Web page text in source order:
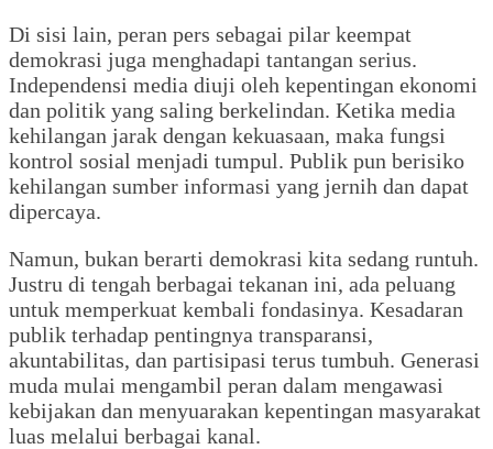
Di sisi lain, peran pers sebagai pilar keempat
demokrasi juga menghadapi tantangan serius.
Independensi media diuji oleh kepentingan ekonomi
dan politik yang saling berkelindan. Ketika media
kehilangan jarak dengan kekuasaan, maka fungsi
kontrol sosial menjadi tumpul. Publik pun berisiko
kehilangan sumber informasi yang jernih dan dapat
dipercaya.
Namun, bukan berarti demokrasi kita sedang runtuh.
Justru di tengah berbagai tekanan ini, ada peluang
untuk memperkuat kembali fondasinya. Kesadaran
publik terhadap pentingnya transparansi,
akuntabilitas, dan partisipasi terus tumbuh. Generasi
muda mulai mengambil peran dalam mengawasi
kebijakan dan menyuarakan kepentingan masyarakat
luas melalui berbagai kanal.